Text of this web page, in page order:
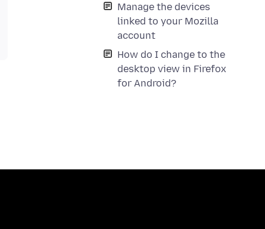
Manage the devices
linked to your Mozilla
account
How do I change to the
desktop view in Firefox
for Android?